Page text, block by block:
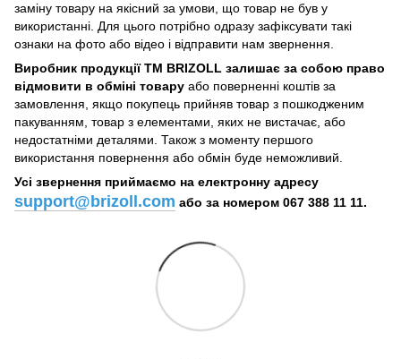
заміну товару на якісний за умови, що товар не був у
використанні. Для цього потрібно одразу зафіксувати такі
ознаки на фото або відео і відправити нам звернення.
Виробник продукції ТМ BRIZOLL залишає за собою право
відмовити в обміні товару або поверненні коштів за
замовлення, якщо покупець прийняв товар з пошкодженим
пакуванням, товар з елементами, яких не вистачає, або
недостатніми деталями. Також з моменту першого
використання повернення або обмін буде неможливий.
Усі звернення приймаємо на електронну адресу
support@brizoll.com або за номером 067 388 11 11.